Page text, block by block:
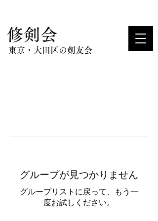
​修剣会
東京・大田区の剣友会
グループが見つかりません
グループリストに戻って、もう一
度お試しください。